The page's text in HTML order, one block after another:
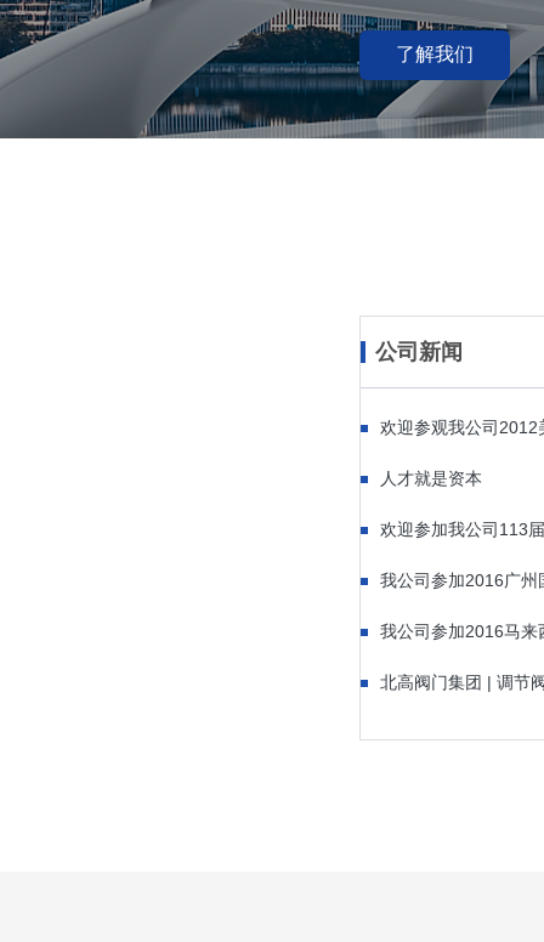
了解我们
公司新闻
欢迎参观我公司2012
人才就是资本
欢迎参加我公司113
我公司参加2016广州
我公司参加2016马来
北高阀门集团 | 调节